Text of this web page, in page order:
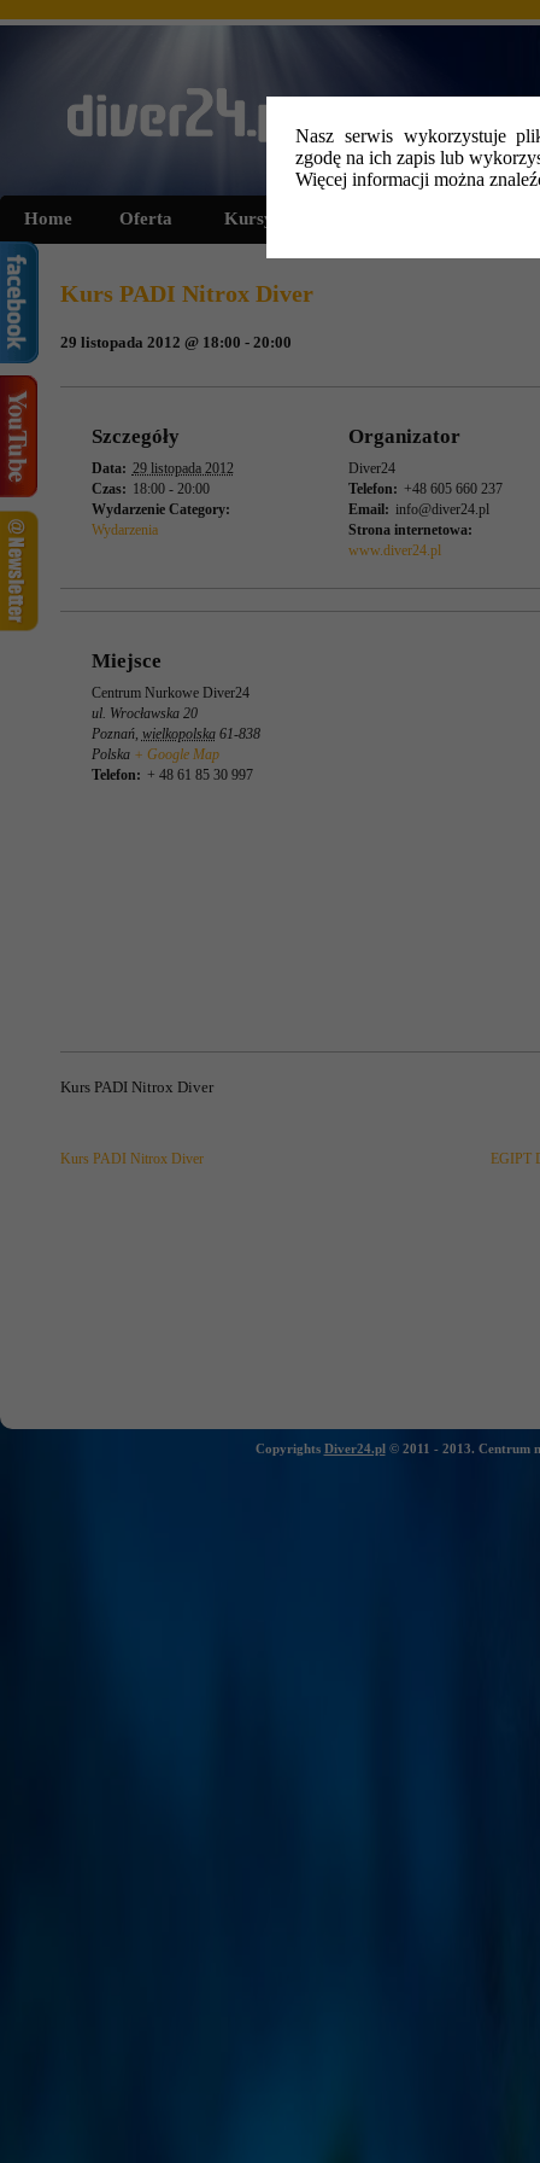
Nasz serwis wykorzystuje
zgodę na ich zapis lub
Więcej informacji można
Home Oferta Kursy i szkolenia
Kurs PADI Nitrox Diver
29 listopada 2012 @ 18:00 - 20:00
Wydarzenie
Szczegóły
Data: 29 listopada 2012
Czas: 18:00 - 20:00
Wydarzenie Category:
Wydarzenia
Organizator
Diver24
Telefon: +48 605 660 237
Email: info@diver24.pl
Strona internetowa:
www.diver24.pl
Miejsce
Centrum Nurkowe Diver24
ul. Wrocławska 20
Poznań, wielkopolska 61-838
Polska + Google Map
Telefon: + 48 61 85 30 997
Kurs PADI Nitrox Diver
Kurs PADI Nitrox Diver EGIPT
Copyrights Diver24.pl© 2011 - 2013. Centrum